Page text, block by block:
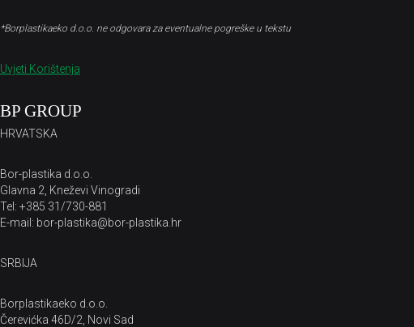
*Borplastikaeko d.o.o. ne odgovara za eventualne pogreške u tekstu
Uvjeti Korištenja
BP GROUP
HRVATSKA
Bor-plastika d.o.o.
Glavna 2, Kneževi Vinogradi
Tel: +385 31/730-881
E-mail: bor-plastika@bor-plastika.hr
SRBIJA
Borplastikaeko d.o.o.
Čerevićka 46D/2, Novi Sad